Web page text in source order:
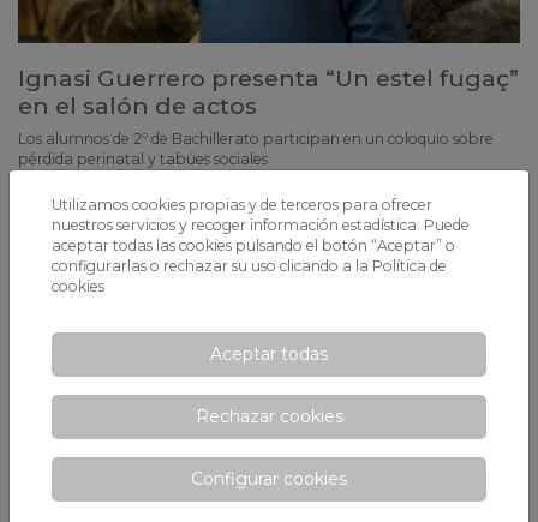
Ignasi Guerrero presenta “Un estel fugaç”
en el salón de actos
Los alumnos de 2º de Bachillerato participan en un coloquio sobre
pérdida perinatal y tabúes sociales
Utilizamos cookies propias y de terceros para ofrecer
nuestros servicios y recoger información estadística. Puede
aceptar todas las cookies pulsando el botón “Aceptar” o
configurarlas o rechazar su uso clicando a la Política de
cookies
Aceptar todas
Rechazar cookies
Configurar cookies